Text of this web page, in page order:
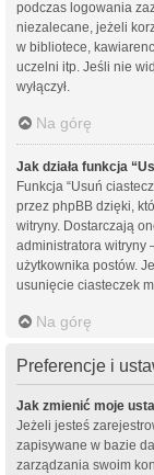
podczas logowania
niezalecane, jeżeli
w bibliotece,
uczelni itp. Jeśli nie
wyłączył.
Na górę
Jak działa funkcja
Funkcja “Usuń
przez phpBB dzięki,
witryny. Dostarczają
administratora witryny
użytkownika postów.
usunięcie ciasteczek
Na górę
Preferencje i
Jak zmienić moje
Jeżeli jesteś
zapisywane w bazie
zarządzania swoim